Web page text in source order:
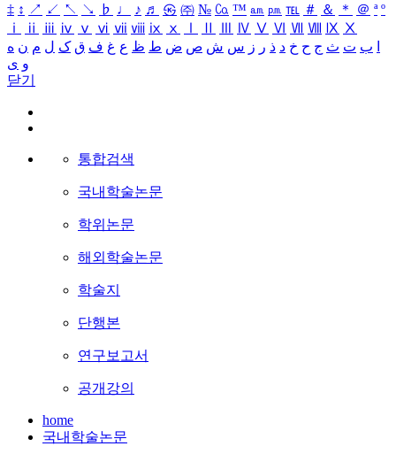
‡ ↕ ↗ ↙ ↖ ↘ ♭ ♩ ♪ ♬ ㉿ ㈜ № ㏇ ™ ㏂ ㏘ ℡ ＃ ＆ ＊ ＠ ª º
ⅰ
ⅱ ⅲ ⅳ ⅴ ⅵ ⅶ ⅷ ⅸ ⅹ Ⅳ Ⅴ Ⅵ Ⅶ Ⅷ Ⅸ Ⅹ
ب ت ث ج ح خ د ذ ر ز س ش ص ض ط ظ ع غ ف ق ک ل م ن ه
و ی
닫기
통합검색
국내학술논문
학위논문
해외학술논문
학술지
단행본
연구보고서
공개강의
home
국내학술논문